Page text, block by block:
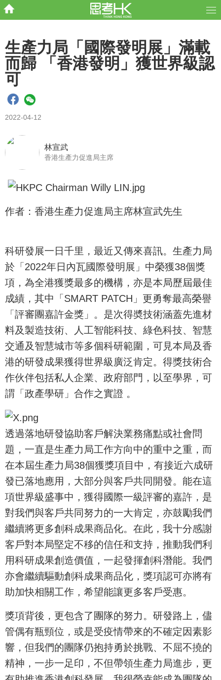
生產力局「國際發明展」滿載
而歸 「香港發明」獲世界級認
可
2022-04-12
林宣武
香港生產力促進局主席
作者：香港生產力促進局主席林宣武先生
科研發展一日千里，最近又傳來喜訊。生產力局
於「2022年日內瓦國際發明展」中榮獲38個獎
項，為全港獲獎最多的機構，亦是本局歷屆最佳
成績，其中「SMART PATCH」更勇奪最高榮譽
「評審團嘉許金獎」。是次得奬技術涵蓋先進材
料及製造技術、人工智能科技、綠色科技、智慧
交通及智慧城市等多個科研範圍，可見本局及香
港的研發成果獲得世界級廣泛肯定。得獎技術合
作伙伴包括私人企業、政府部門，以至學界，可
謂「政產學研」合作之實證 。
透過落地研發協助客戶解決業務痛點或社會問
題，一直是生產力局工作方向中的重中之重，而
在本屆生產力局38個獲獎項目中，有接近六成研
發已落地應用，大部分與客戶共同開發。能在這
項世界級盛事中，獲得國際一級評審的嘉許，是
對我們與客戶共同努力的一大肯定，亦鼓勵我們
繼續將更多創科成果商品化。在此，我十分感謝
客戶對本局堅定不移的信任和支持，推動我們利
用科研成果創造價值，一起發揮創科潛能。我們
亦會繼續驅動創科成果商品化，獎項認可亦將有
助加快相關工作，希望能讓更多客戶受惠。
獎項背後，更包含了團隊的努力。研發路上，儘
管偶有瓶頸位，或是受疫情帶來的不確定因素影
響，但我們的團隊仍抱持勇於挑戰、不屈不撓的
精神，一步一足印，不但帶領生產力局進步，更